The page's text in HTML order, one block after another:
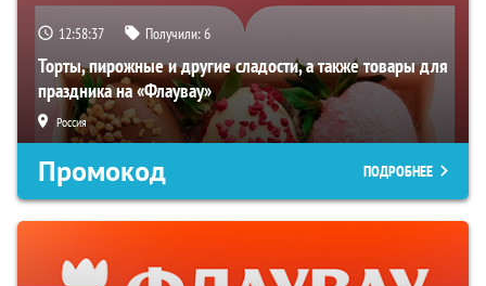
12:58:36 Получили:6
Торты, пирожные и другие сладости, а также товары для
праздника на «Флаувау»
Россия
Промокод ПОДРОБНЕЕ